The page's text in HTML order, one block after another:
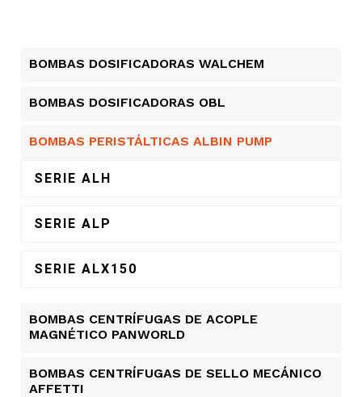
BOMBAS DOSIFICADORAS WALCHEM
BOMBAS DOSIFICADORAS OBL
BOMBAS PERISTÁLTICAS ALBIN PUMP​
SERIE ALH
SERIE ALP
SERIE ALX150
BOMBAS CENTRÍFUGAS DE ACOPLE
MAGNÉTICO PANWORLD
BOMBAS CENTRÍFUGAS DE SELLO MECÁNICO
AFFETTI